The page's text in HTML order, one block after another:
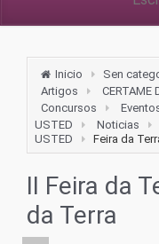
Inicio Sen
Artigos
CERTAME
Concursos
USTED
Noticias
USTED
Feira da
II Feira da
da Terra